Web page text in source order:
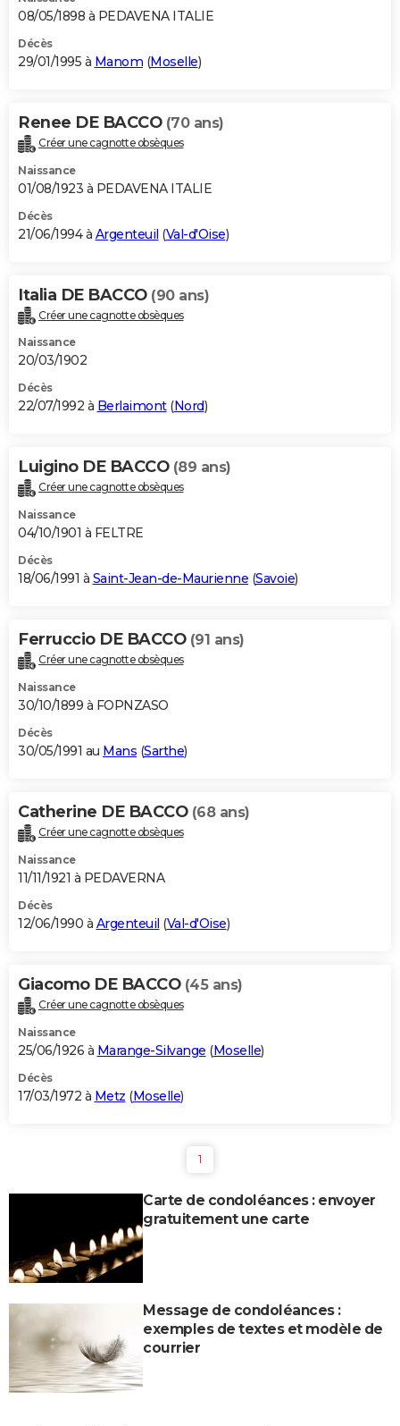
08/05/1898 à PEDAVENA ITALIE
Décès
29/01/1995 à Manom (Moselle)
Renee DE BACCO (70 ans)
Créer une cagnotte obsèques
Naissance
01/08/1923 à PEDAVENA ITALIE
Décès
21/06/1994 à Argenteuil (Val-d'Oise)
Italia DE BACCO (90 ans)
Créer une cagnotte obsèques
Naissance
20/03/1902
Décès
22/07/1992 à Berlaimont(Nord)
Luigino DE BACCO (89 ans)
Créer une cagnotte obsèques
Naissance
04/10/1901 à FELTRE
Décès
18/06/1991 à Saint-Jean-de-Maurienne (Savoie)
Ferruccio DE BACCO (91 ans)
Créer une cagnotte obsèques
Naissance
30/10/1899 à FOPNZASO
Décès
30/05/1991 au Mans (Sarthe)
Catherine DE BACCO (68 ans)
Créer une cagnotte obsèques
Naissance
11/11/1921 à PEDAVERNA
Décès
12/06/1990 à Argenteuil (Val-d'Oise)
Giacomo DE BACCO (45 ans)
Créer une cagnotte obsèques
Naissance
25/06/1926 à Marange-Silvange (Moselle)
Décès
17/03/1972 à Metz (Moselle)
1
Carte de condoléances : envoyer
gratuitement une carte
Message de condoléances :
exemples de textes et modèle de
courrier